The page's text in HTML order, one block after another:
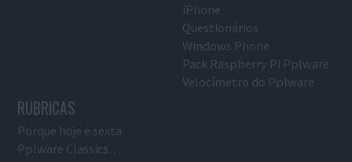
iPhone
Questionários
Windows Phone
Pack Raspberry Pi Pplware
Velocímetro do Pplware
RUBRICAS
Porque hoje é sexta
Pplware Classics…